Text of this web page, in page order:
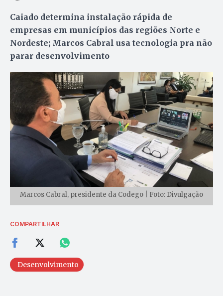
Caiado determina instalação rápida de
empresas em municípios das regiões Norte e
Nordeste; Marcos Cabral usa tecnologia pra não
parar desenvolvimento
Marcos Cabral, presidente da Codego | Foto: Divulgação
COMPARTILHAR
Desenvolvimento